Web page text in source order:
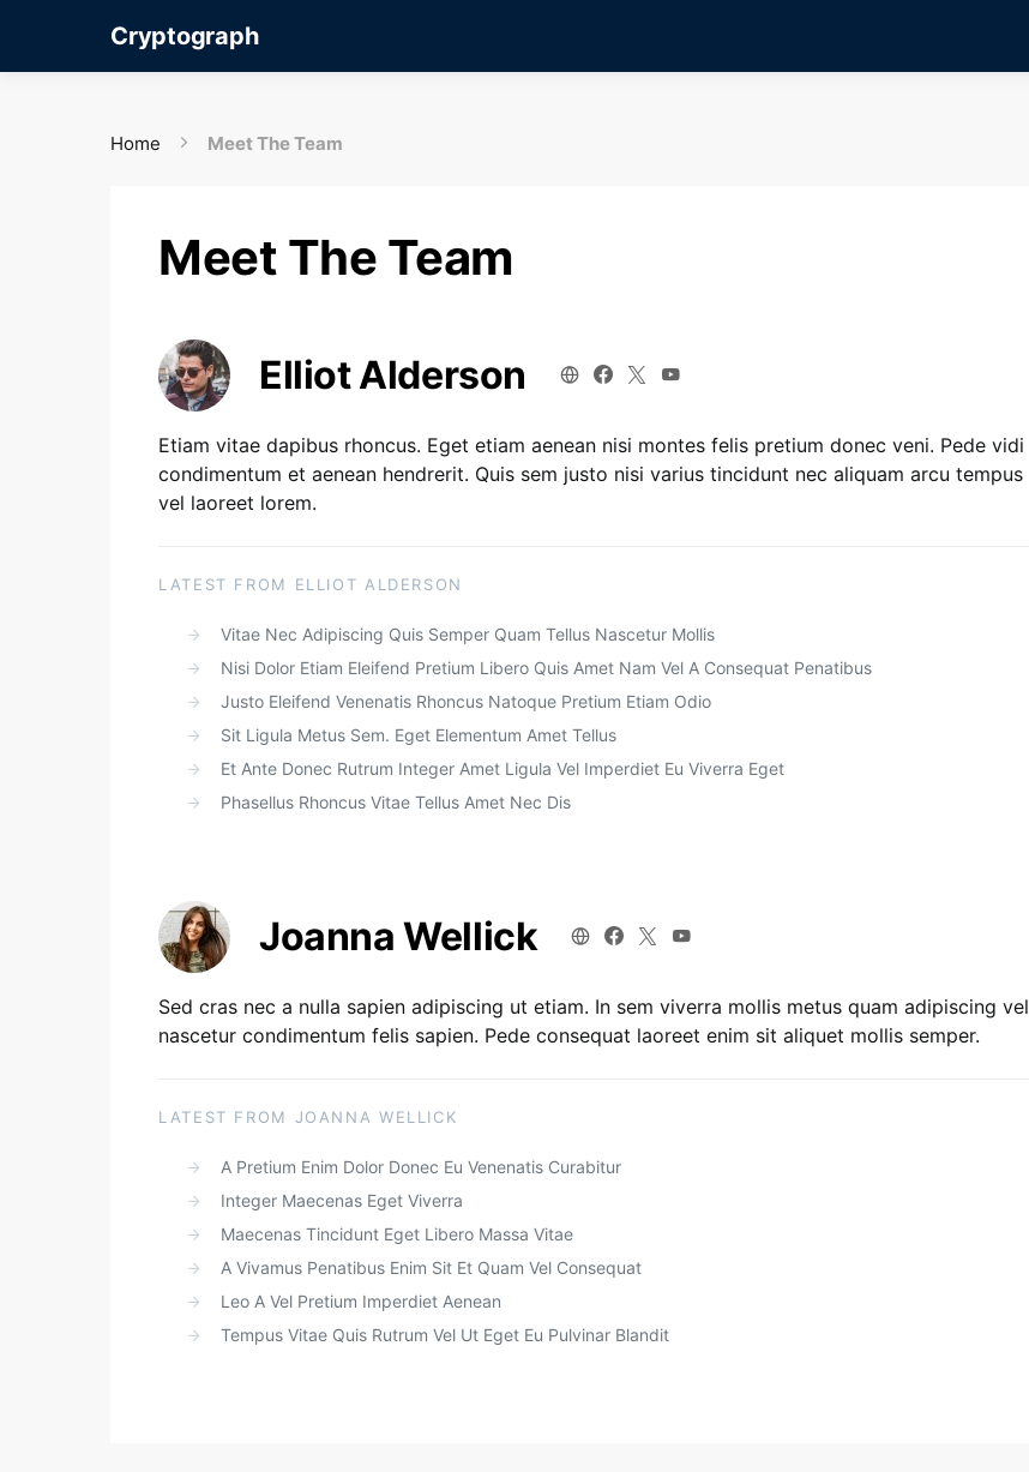
Cryptograph
Home Meet The Team
Meet The Team
Elliot Alderson
Etiam vitae dapibus rhoncus. Eget etiam aenean nisi montes felis pretium donec veni. Pede vidi
condimentum et aenean hendrerit. Quis sem justo nisi varius tincidunt nec aliquam arcu tempus
vel laoreet lorem.
LATEST FROM ELLIOT ALDERSON
Vitae Nec Adipiscing Quis Semper Quam Tellus Nascetur Mollis
Nisi Dolor Etiam Eleifend Pretium Libero Quis Amet Nam Vel A Consequat Penatibus
Justo Eleifend Venenatis Rhoncus Natoque Pretium Etiam Odio
Sit Ligula Metus Sem. Eget Elementum Amet Tellus
Et Ante Donec Rutrum Integer Amet Ligula Vel Imperdiet Eu Viverra Eget
Phasellus Rhoncus Vitae Tellus Amet Nec Dis
Joanna Wellick
Sed cras nec a nulla sapien adipiscing ut etiam. In sem viverra mollis metus quam adipiscing vel
nascetur condimentum felis sapien. Pede consequat laoreet enim sit aliquet mollis semper.
LATEST FROM JOANNA WELLICK
A Pretium Enim Dolor Donec Eu Venenatis Curabitur
Integer Maecenas Eget Viverra
Maecenas Tincidunt Eget Libero Massa Vitae
A Vivamus Penatibus Enim Sit Et Quam Vel Consequat
Leo A Vel Pretium Imperdiet Aenean
Tempus Vitae Quis Rutrum Vel Ut Eget Eu Pulvinar Blandit